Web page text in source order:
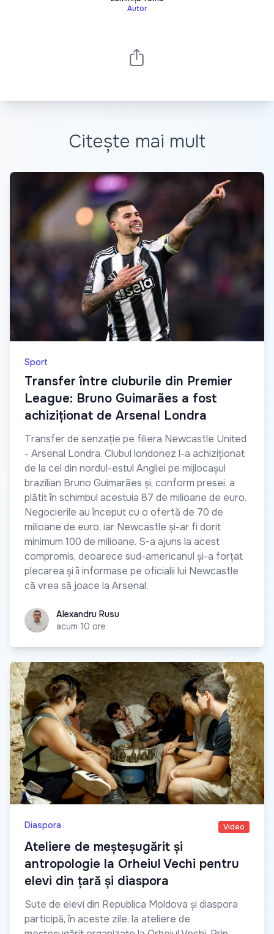
Autor
Citește mai mult
Sport
Transfer între cluburile din Premier
League: Bruno Guimarães a fost
achiziționat de Arsenal Londra
Transfer de senzație pe filiera Newcastle United
- Arsenal Londra. Clubul londonez l-a achiziționat
de la cel din nordul-estul Angliei pe mijlocașul
brazilian Bruno Guimarães și, conform presei, a
plătit în schimbul acestuia 87 de milioane de euro.
Negocierile au început cu o ofertă de 70 de
milioane de euro, iar Newcastle și-ar fi dorit
minimum 100 de milioane. S-a ajuns la acest
compromis, deoarece sud-americanul și-a forțat
plecarea și îi informase pe oficialii lui Newcastle
că vrea să joace la Arsenal.
Alexandru Rusu
Alexandru Rusu
acum 10 ore
Diaspora Video
Ateliere de meșteșugărit și
antropologie la Orheiul Vechi pentru
elevi din țară și diaspora
Sute de elevi din Republica Moldova și diaspora
participă, în aceste zile, la ateliere de